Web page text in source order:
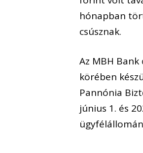
hónapban
csúsznak.
Az MBH
körében
Pannónia
június 1. és